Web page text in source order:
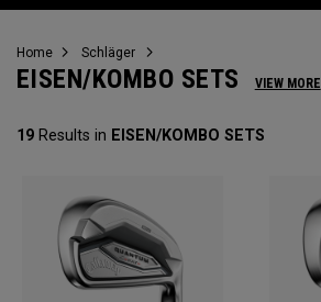
Home Schläger
EISEN/KOMBO SETS VIEW MORE
19 Results in EISEN/KOMBO SETS